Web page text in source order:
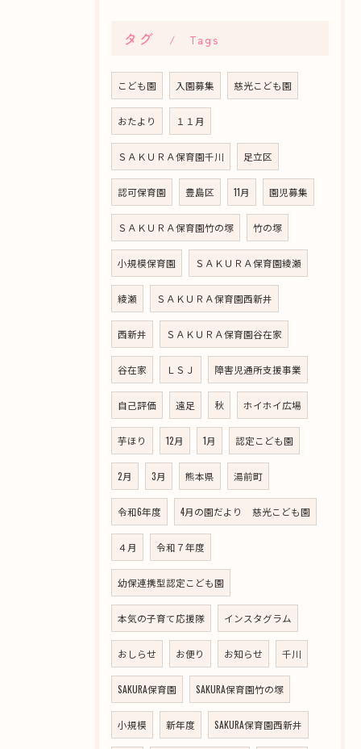
タグ Tags
こども園 入園募集 慈光こども園
おたより １１月
ＳＡＫＵＲＡ保育園千川 足立区
認可保育園 豊島区 11月 園児募集
ＳＡＫＵＲＡ保育園竹の塚 竹の塚
小規模保育園 ＳＡＫＵＲＡ保育園綾瀬
綾瀬 ＳＡＫＵＲＡ保育園西新井
西新井 ＳＡＫＵＲＡ保育園谷在家
谷在家 ＬＳＪ 障害児通所支援事業
自己評価 遠足 秋 ホイホイ広場
芋ほり 12月 1月 認定こども園
2月 3月 熊本県 湯前町
令和6年度 4月の園だより 慈光こども園
４月 令和７年度
幼保連携型認定こども園
本気の子育て応援隊 インスタグラム
おしらせ お便り お知らせ 千川
SAKURA保育園 SAKURA保育園竹の塚
小規模 新年度 SAKURA保育園西新井